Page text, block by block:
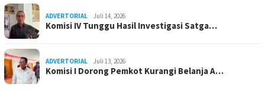
ADVERTORIAL Juli 14, 2026
Komisi IV Tunggu Hasil Investigasi Satga…
ADVERTORIAL Juli 13, 2026
Komisi I Dorong Pemkot Kurangi Belanja A…